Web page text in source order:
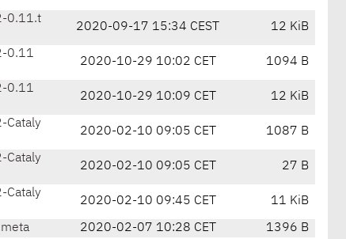
0.11.t
2020-09-17 15:34 CEST 12 KiB
0.11
2020-10-29 10:02 CET 1094 B
0.11
2020-10-29 10:09 CET 12 KiB
Cataly
2020-02-10 09:05 CET 1087 B
Cataly
2020-02-10 09:05 CET 27 B
Cataly
2020-02-10 09:45 CET 11 KiB
2020-02-07 10:28 CET
1396 B